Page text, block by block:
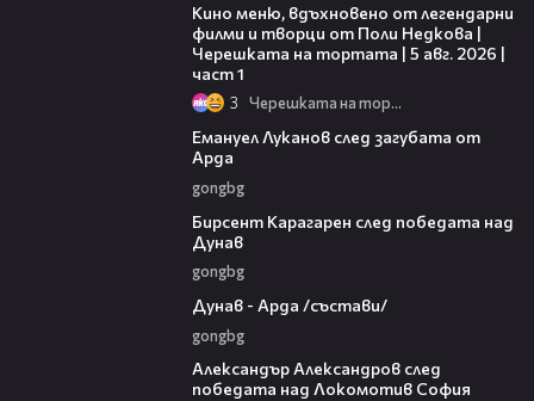
Кино меню, вдъхновено от легендарни
филми и творци от Поли Недкова |
Черешката на тортата | 5 авг. 2026 |
част 1
3 Черешката на тортата
Емануел Луканов след загубата от
Арда
gongbg
Бирсент Карагарен след победата над
Дунав
gongbg
Дунав - Арда /състави/
gongbg
Александър Александров след
победата над Локомотив София